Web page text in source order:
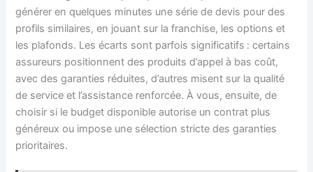
générer en quelques minutes une série de devis pour des
profils similaires, en jouant sur la franchise, les options et
les plafonds. Les écarts sont parfois significatifs : certains
assureurs positionnent des produits d’appel à bas coût,
avec des garanties réduites, d’autres misent sur la qualité
de service et l’assistance renforcée. À vous, ensuite, de
choisir si le budget disponible autorise un contrat plus
généreux ou impose une sélection stricte des garanties
prioritaires.